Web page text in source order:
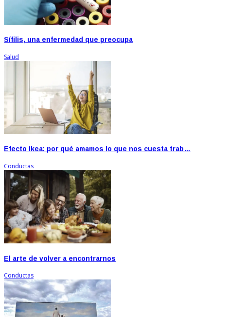
Sífilis, una enfermedad que preocupa
Salud
Efecto Ikea: por qué amamos lo que nos cuesta trab…
Conductas
El arte de volver a encontrarnos
Conductas